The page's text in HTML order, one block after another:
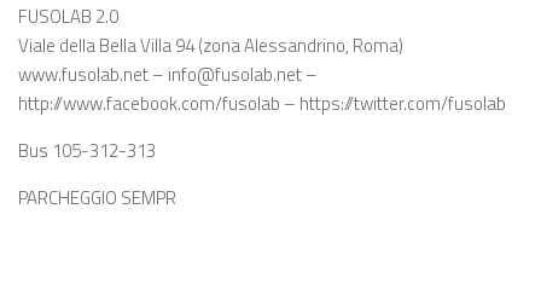
FUSOLAB 2.0
Viale della Bella Villa 94 (zona Alessandrino, Roma)
www.fusolab.net – info@fusolab.net –
http://www.facebook.com/fusolab – https://twitter.com/fusolab
Bus 105-312-313
PARCHEGGIO SEMPR